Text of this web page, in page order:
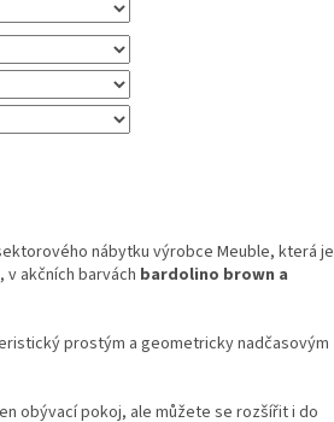
nábytku výrobce Meuble, která je
akčních barvách bardolino brown a
prostým a geometricky nadčasovým
obývací pokoj, ale můžete se rozšířit i do